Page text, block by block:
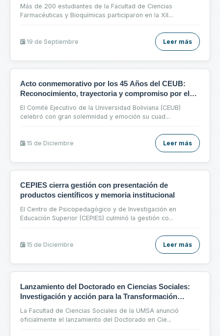
y Bioquímicas
Más de 200 estudiantes de la Facultad de Ciencias
Farmacéuticas y Bioquímicas participaron en la XII...
19 de Septiembre Leer más
Acto conmemorativo por los 45 Años del CEUB:
Reconocimiento, trayectoria y compromiso por el
El Comité Ejecutivo de la Universidad Boliviana (CEUB)
celebró con gran solemnidad y emoción su cuad...
15 de Diciembre Leer más
CEPIES cierra gestión con presentación de
productos científicos y memoria institucional
El Centro de Psicopedagógico y de Investigación en
Educación Superior (CEPIES) culminó la gestión co...
15 de Diciembre Leer más
Lanzamiento del Doctorado en Ciencias Sociales:
Investigación y acción para la Transformación
La Facultad de Ciencias Sociales de la UMSA anunció
oficialmente el lanzamiento del Doctorado en Cie...